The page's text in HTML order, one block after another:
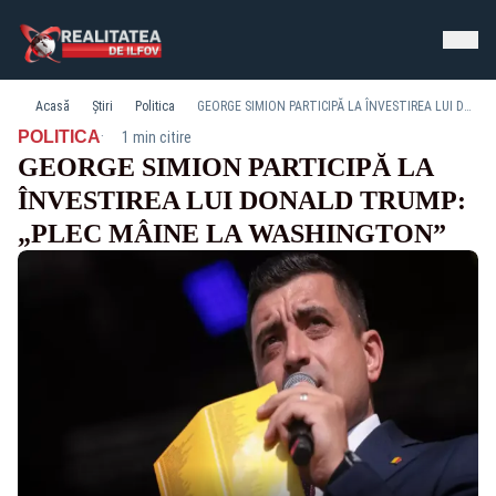
Acasă Știri Politica GEORGE SIMION PARTICIPĂ LA ÎNVESTIREA LUI DONALD TRUMP: „PLEC MÂINE LA WASHINGTON”
POLITICA· 1 min citire
GEORGE SIMION PARTICIPĂ LA
ÎNVESTIREA LUI DONALD TRUMP:
„PLEC MÂINE LA WASHINGTON”